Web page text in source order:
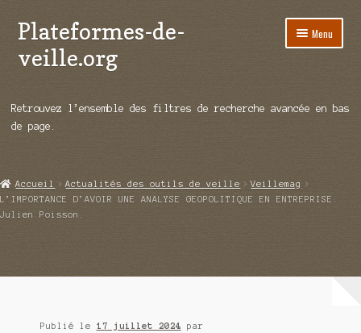
Aller
à
la
Aller
au
contenu
Plateformes-de-
veille.org
Menu
Répertoire d’ouitils
Démos vidéos
Ouvrir
Qui sommes-nous ?
Retrouvez l’ensemble des filtres de recherche avancée en bas
de page.
Accueil Actualités des outils de veille
Veillemag
L’IMPORTANCE D’AVOIR UNE ANALYSE GEOPOLITIQUE EN ENTREPRISE.
Julien Poisson.
Publié le 17 juillet 2024 par